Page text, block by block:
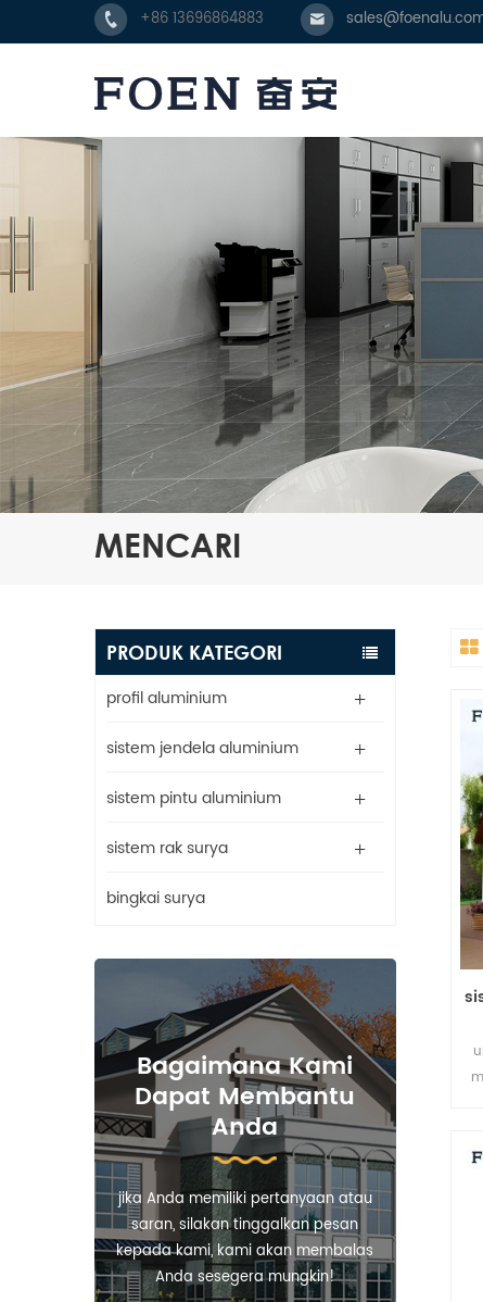
+86 13696864883
MENCARI
PRODUK KATEGORI
profil aluminium
sistem jendela aluminium
sistem pintu aluminium
sistem rak surya
bingkai surya
Bagaimana Kami
Dapat Membantu
Anda
jika Anda memiliki pertanyaan atau
saran, silakan tinggalkan pesan
kepada kami, kami akan membalas
Anda sesegera mungkin!